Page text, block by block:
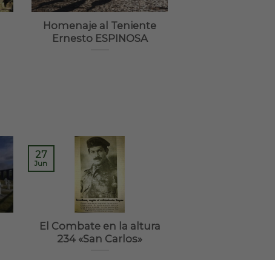
Homenaje al Teniente
Ernesto ESPINOSA
El Combate en la altura
234 «San Carlos»
27
Jun